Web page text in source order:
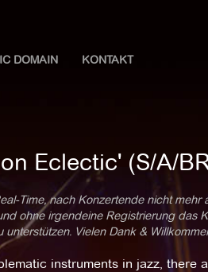
DOMAIN KONTAKT
Eclectic' (S/A/
Time, nach Konzertende nicht
ohne irgendeine Registrierung das
Vielen Dank &
instruments in jazz, there